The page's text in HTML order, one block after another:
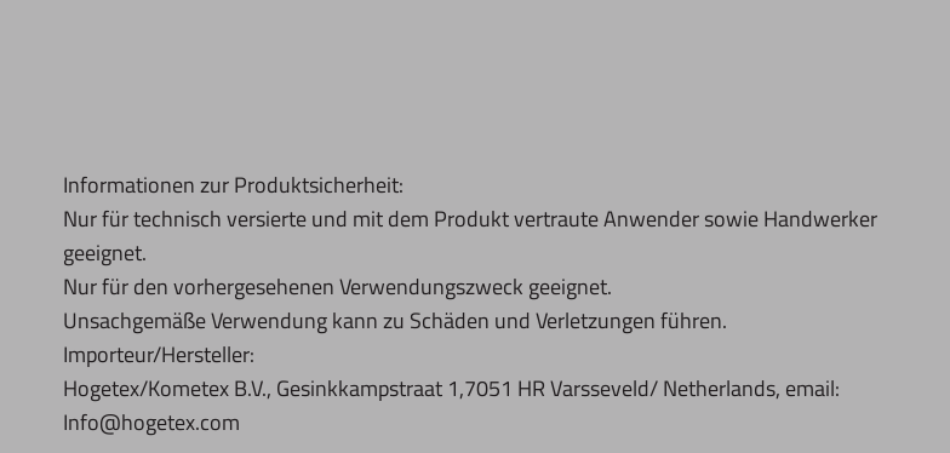
Informationen zur Produktsicherheit:
Nur für technisch versierte und mit dem Produkt vertraute Anwender sowie Handwerker
geeignet.
Nur für den vorhergesehenen Verwendungszweck geeignet.
Unsachgemäße Verwendung kann zu Schäden und Verletzungen führen.
Importeur/Hersteller:
Hogetex/Kometex B.V., Gesinkkampstraat 1,7051 HR Varsseveld/ Netherlands, email:
Info@hogetex.com